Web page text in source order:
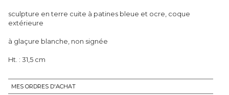
sculpture en terre cuite à patines bleue et ocre, coque
extérieure
à glaçure blanche, non signée
Ht. : 31,5 cm
MES ORDRES D'ACHAT